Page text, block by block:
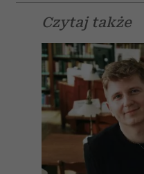
Czytaj także